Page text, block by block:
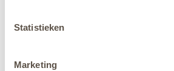
Statistieken
Marketing